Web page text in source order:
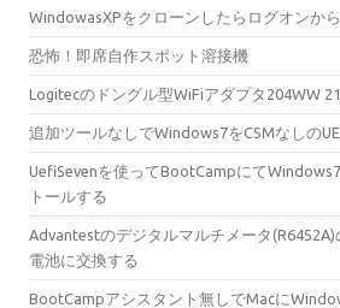
WindowasXPをクローンしたらログオンか
恐怖！即席自作スポット溶接機
Logitecのドングル型WiFiアダプタ204WW
追加ツールなしでWindows7をCSMなしの
UefiSevenを使ってBootCampにて
トールする
Advantestのデジタルマルチメータ(R6452A)
電池に交換する
BootCampアシスタント無しでMacに